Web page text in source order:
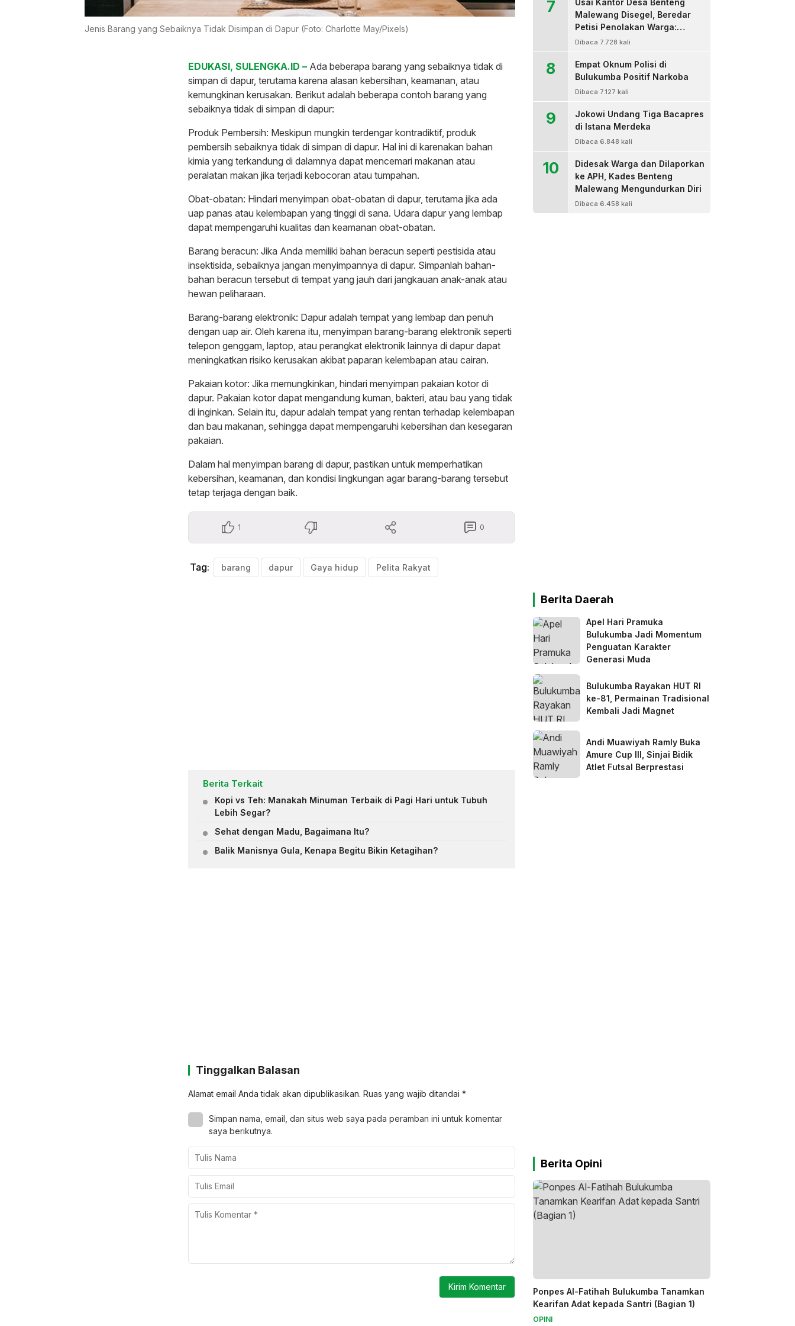
Jenis Barang yang Sebaiknya Tidak Disimpan di Dapur (Foto: Charlotte May/Pixels)
EDUKASI, SULENGKA.ID – Ada beberapa barang yang sebaiknya tidak di
simpan di dapur, terutama karena alasan kebersihan, keamanan, atau
kemungkinan kerusakan. Berikut adalah beberapa contoh barang yang
sebaiknya tidak di simpan di dapur:
Produk Pembersih: Meskipun mungkin terdengar kontradiktif, produk
pembersih sebaiknya tidak di simpan di dapur. Hal ini di karenakan bahan
kimia yang terkandung di dalamnya dapat mencemari makanan atau
peralatan makan jika terjadi kebocoran atau tumpahan.
Obat-obatan: Hindari menyimpan obat-obatan di dapur, terutama jika ada
uap panas atau kelembapan yang tinggi di sana. Udara dapur yang lembap
dapat mempengaruhi kualitas dan keamanan obat-obatan.
Barang beracun: Jika Anda memiliki bahan beracun seperti pestisida atau
insektisida, sebaiknya jangan menyimpannya di dapur. Simpanlah bahan-
bahan beracun tersebut di tempat yang jauh dari jangkauan anak-anak atau
hewan peliharaan.
Barang-barang elektronik: Dapur adalah tempat yang lembap dan penuh
dengan uap air. Oleh karena itu, menyimpan barang-barang elektronik seperti
telepon genggam, laptop, atau perangkat elektronik lainnya di dapur dapat
meningkatkan risiko kerusakan akibat paparan kelembapan atau cairan.
Pakaian kotor: Jika memungkinkan, hindari menyimpan pakaian kotor di
dapur. Pakaian kotor dapat mengandung kuman, bakteri, atau bau yang tidak
di inginkan. Selain itu, dapur adalah tempat yang rentan terhadap kelembapan
dan bau makanan, sehingga dapat mempengaruhi kebersihan dan kesegaran
pakaian.
Dalam hal menyimpan barang di dapur, pastikan untuk memperhatikan
kebersihan, keamanan, dan kondisi lingkungan agar barang-barang tersebut
tetap terjaga dengan baik.
1 0
Tag: barang dapur Gaya hidup Pelita Rakyat
Berita Terkait
Kopi vs Teh: Manakah Minuman Terbaik di Pagi Hari untuk Tubuh
Lebih Segar?
Sehat dengan Madu, Bagaimana Itu?
Balik Manisnya Gula, Kenapa Begitu Bikin Ketagihan?
Tinggalkan Balasan
Alamat email Anda tidak akan dipublikasikan. Ruas yang wajib ditandai *
Simpan nama, email, dan situs web saya pada peramban ini untuk komentar
saya berikutnya.
7
Usai Kantor Desa Benteng
Malewang Disegel, Beredar
Petisi Penolakan Warga:
Sekretaris Hingga BPD Turut
Dibaca 7.728 kali
8
Empat Oknum Polisi di
Bulukumba Positif Narkoba
Dibaca 7.127 kali
9
Jokowi Undang Tiga Bacapres
di Istana Merdeka
Dibaca 6.848 kali
10
Didesak Warga dan Dilaporkan
ke APH, Kades Benteng
Malewang Mengundurkan Diri
Dibaca 6.458 kali
Berita Daerah
Apel Hari Pramuka
Bulukumba Jadi Momentum
Penguatan Karakter
Generasi Muda
Bulukumba Rayakan HUT RI
ke-81, Permainan Tradisional
Kembali Jadi Magnet
Andi Muawiyah Ramly Buka
Amure Cup III, Sinjai Bidik
Atlet Futsal Berprestasi
Berita Opini
Ponpes Al-Fatihah Bulukumba Tanamkan
Kearifan Adat kepada Santri (Bagian 1)
OPINI